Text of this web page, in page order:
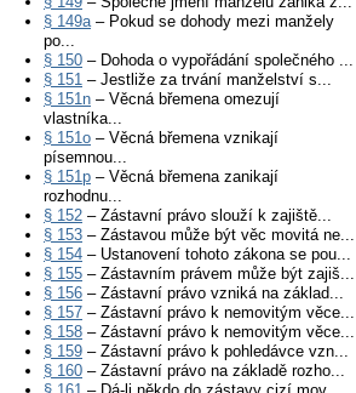
§ 149a– Pokud se dohody mezi manžely
po...
§ 150 – Dohoda o vypořádání společného ...
§ 151 – Jestliže za trvání manželství s...
§ 151n – Věcná břemena omezují
vlastníka...
§ 151o – Věcná břemena vznikají
písemnou...
§ 151p – Věcná břemena zanikají
rozhodnu...
§ 152 – Zástavní právo slouží k zajiště...
§ 153 – Zástavou může být věc movitá ne...
§ 154 – Ustanovení tohoto zákona se pou...
§ 155 – Zástavním právem může být zajiš...
§ 156 – Zástavní právo vzniká na základ...
§ 157 – Zástavní právo k nemovitým věce...
§ 158 – Zástavní právo k nemovitým věce...
§ 159 – Zástavní právo k pohledávce vzn...
§ 160 – Zástavní právo na základě rozho...